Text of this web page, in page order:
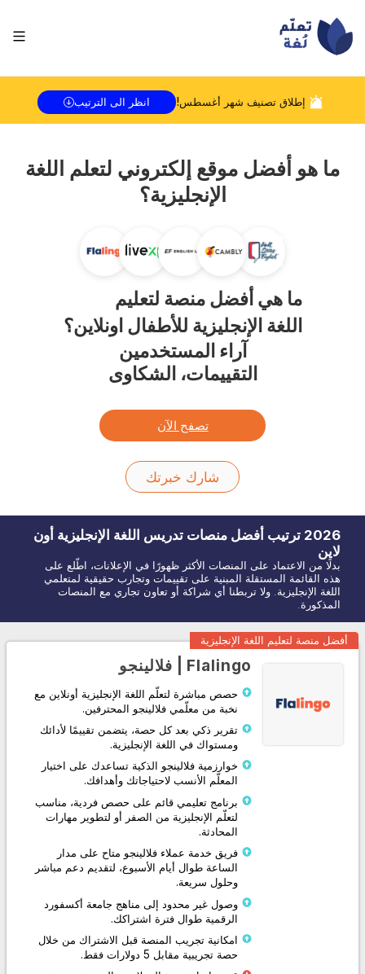
إطلاق تصنيف شهر أغسطس! انظر الى الترتيب
ما هي أفضل منصة لتعليم
اللغة الإنجليزية للأطفال اونلاين؟
آراء المستخدمين
التقييمات، الشكاوى
ما هو أفضل موقع إلكتروني لتعلم اللغة
الإنجليزية؟
تصفح الآن
شارك خبرتك
2026 ترتيب أفضل منصات تدريس اللغة الإنجليزية أون
لاين
بدلًا من الاعتماد على المنصات الأكثر ظهورًا في الإعلانات، اطّلع على
هذه القائمة المستقلة المبنية على تقييمات وتجارب حقيقية لمتعلمي
اللغة الإنجليزية. ولا تربطنا أي شراكة أو تعاون تجاري مع المنصات
المذكورة.
أفضل منصة لتعليم اللغة الإنجليزية
Flalingo | فلالينجو
حصص مباشرة لتعلّم اللغة الإنجليزية أونلاين مع
نخبة من معلّمي فلالينجو المحترفين.
تقرير ذكي بعد كل حصة، يتضمن تقييمًا لأدائك
ومستواك في اللغة الإنجليزية.
خوارزمية فلالينجو الذكية تساعدك على اختيار
المعلّم الأنسب لاحتياجاتك وأهدافك.
برنامج تعليمي قائم على حصص فردية، مناسب
لتعلّم الإنجليزية من الصفر أو لتطوير مهارات
المحادثة.
فريق خدمة عملاء فلالينجو متاح على مدار
الساعة طوال أيام الأسبوع، لتقديم دعم مباشر
وحلول سريعة.
وصول غير محدود إلى مناهج جامعة أكسفورد
الرقمية طوال فترة اشتراكك.
امكانية تجريب المنصة قبل الاشتراك من خلال
حصة تجريبية مقابل 5 دولارات فقط.